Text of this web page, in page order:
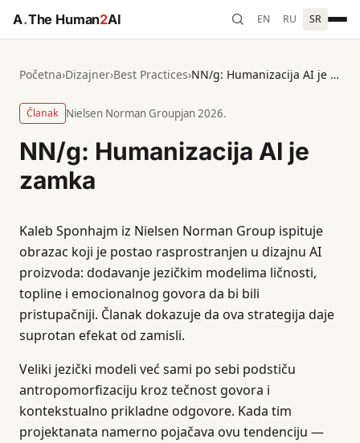
A.The Human2AI EN RU SR
Početna›Dizajner›Best Practices› NN/g: Humanizacija AI je zamka
Članak Nielsen Norman Groupjan 2026.
NN/g: Humanizacija AI je
zamka
Kaleb Sponhajm iz Nielsen Norman Group ispituje
obrazac koji je postao rasprostranjen u dizajnu AI
proizvoda: dodavanje jezičkim modelima ličnosti,
topline i emocionalnog govora da bi bili
pristupačniji. Članak dokazuje da ova strategija daje
suprotan efekat od zamisli.
Veliki jezički modeli već sami po sebi podstiču
antropomorfizaciju kroz tečnost govora i
kontekstualno prikladne odgovore. Kada tim
projektanata namerno pojačava ovu tendenciju —